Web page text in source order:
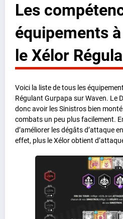
Les
équipements
le Xélor
Voici la liste de tous les
Régulant Gurpapa sur Waven. Le
donc avoir les Sinistros bien
combats un peu plus facilement.
d’améliorer les dégâts d’attaque
effet, plus le Xélor obtient